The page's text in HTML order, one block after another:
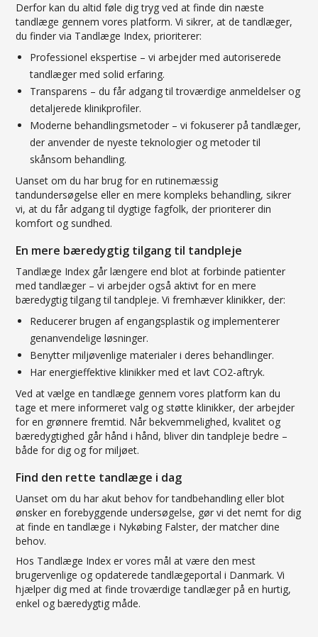
Derfor kan du altid føle dig tryg ved at finde din næste
tandlæge gennem vores platform. Vi sikrer, at de tandlæger,
du finder via Tandlæge Index, prioriterer:
Professionel ekspertise – vi arbejder med autoriserede
tandlæger med solid erfaring.
Transparens – du får adgang til troværdige anmeldelser og
detaljerede klinikprofiler.
Moderne behandlingsmetoder – vi fokuserer på tandlæger,
der anvender de nyeste teknologier og metoder til
skånsom behandling.
Uanset om du har brug for en rutinemæssig
tandundersøgelse eller en mere kompleks behandling, sikrer
vi, at du får adgang til dygtige fagfolk, der prioriterer din
komfort og sundhed.
En mere bæredygtig tilgang til tandpleje
Tandlæge Index går længere end blot at forbinde patienter
med tandlæger – vi arbejder også aktivt for en mere
bæredygtig tilgang til tandpleje. Vi fremhæver klinikker, der:
Reducerer brugen af engangsplastik og implementerer
genanvendelige løsninger.
Benytter miljøvenlige materialer i deres behandlinger.
Har energieffektive klinikker med et lavt CO2-aftryk.
Ved at vælge en tandlæge gennem vores platform kan du
tage et mere informeret valg og støtte klinikker, der arbejder
for en grønnere fremtid. Når bekvemmelighed, kvalitet og
bæredygtighed går hånd i hånd, bliver din tandpleje bedre –
både for dig og for miljøet.
Find den rette tandlæge i dag
Uanset om du har akut behov for tandbehandling eller blot
ønsker en forebyggende undersøgelse, gør vi det nemt for dig
at finde en tandlæge i Nykøbing Falster, der matcher dine
behov.
Hos Tandlæge Index er vores mål at være den mest
brugervenlige og opdaterede tandlægeportal i Danmark. Vi
hjælper dig med at finde troværdige tandlæger på en hurtig,
enkel og bæredygtig måde.